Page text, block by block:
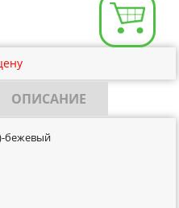
ОПИСАНИЕ
бежевый